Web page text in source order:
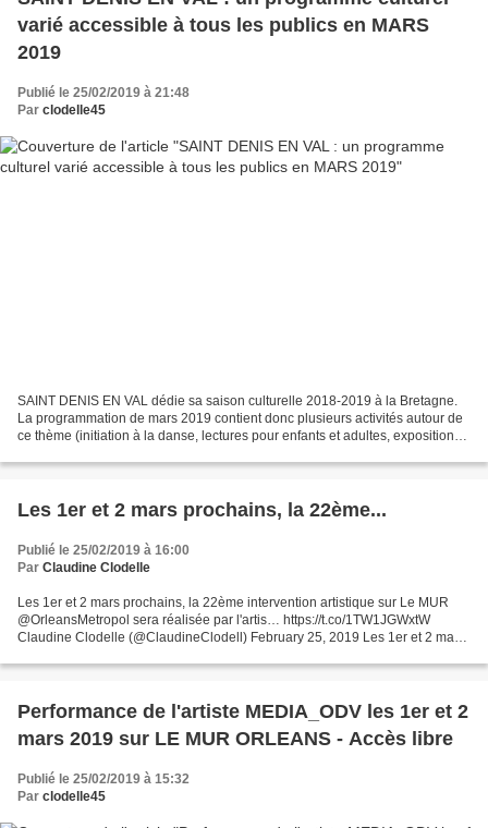
varié accessible à tous les publics en MARS
2019
Publié le 25/02/2019 à 21:48
Par clodelle45
SAINT DENIS EN VAL dédie sa saison culturelle 2018-2019 à la Bretagne.
La programmation de mars 2019 contient donc plusieurs activités autour de
ce thème (initiation à la danse, lectures pour enfants et adultes, exposition
Les 1er et 2 mars prochains, la 22ème...
Publié le 25/02/2019 à 16:00
Par Claudine Clodelle
Les 1er et 2 mars prochains, la 22ème intervention artistique sur Le MUR
@OrleansMetropol sera réalisée par l'artis… https://t.co/1TW1JGWxtW
Claudine Clodelle (@ClaudineClodell) February 25, 2019 Les 1er et 2 mars
Performance de l'artiste MEDIA_ODV les 1er et 2
mars 2019 sur LE MUR ORLEANS - Accès libre
Publié le 25/02/2019 à 15:32
Par clodelle45